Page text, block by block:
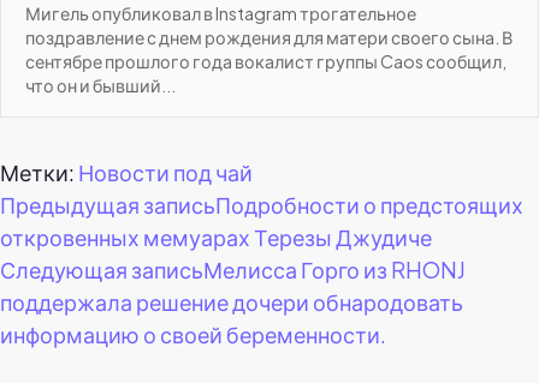
Мигель опубликовал в Instagram трогательное
поздравление с днем рождения для матери своего сына. В
сентябре прошлого года вокалист группы Caos сообщил,
что он и бывший...
Метки: Новости под чай
Навигация
по
записям
Предыдущая записьПодробности о предстоящих
откровенных мемуарах Терезы Джудиче
Следующая записьМелисса Горго из RHONJ
поддержала решение дочери обнародовать
информацию о своей беременности.